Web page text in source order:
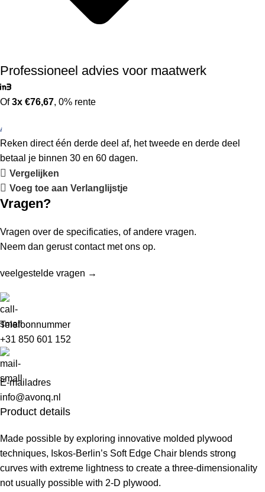
Professioneel advies voor maatwerk
Of3x €76,67, 0% rente
Reken direct één derde deel af, het tweede en derde deel
betaal je binnen 30 en 60 dagen.
Vergelijken
Voeg toe aan Verlanglijstje
Vragen?
Vragen over de specificaties, of andere vragen.
Neem dan gerust contact met ons op.
veelgestelde vragen →
Telefoonnummer
+31 850 601 152
E-mailadres
info@avonq.nl
Product details
Made possible by exploring innovative molded plywood
techniques, Iskos-Berlin’s Soft Edge Chair blends strong
curves with extreme lightness to create a three-dimensionality
not usually possible with 2-D plywood.